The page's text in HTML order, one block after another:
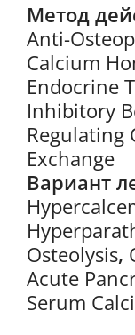
Метод
Anti-
Calcium
Endocrine
Inhibitory
Regulating
Exchange
Вариант
Osteolysis,
Acute
Serum